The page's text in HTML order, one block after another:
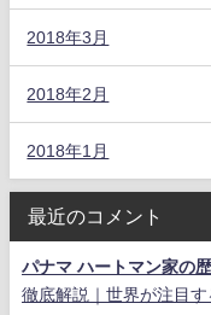
2018年3月
2018年2月
2018年1月
最近のコメント
パナマ ハートマン家の
徹底解説｜世界が注目